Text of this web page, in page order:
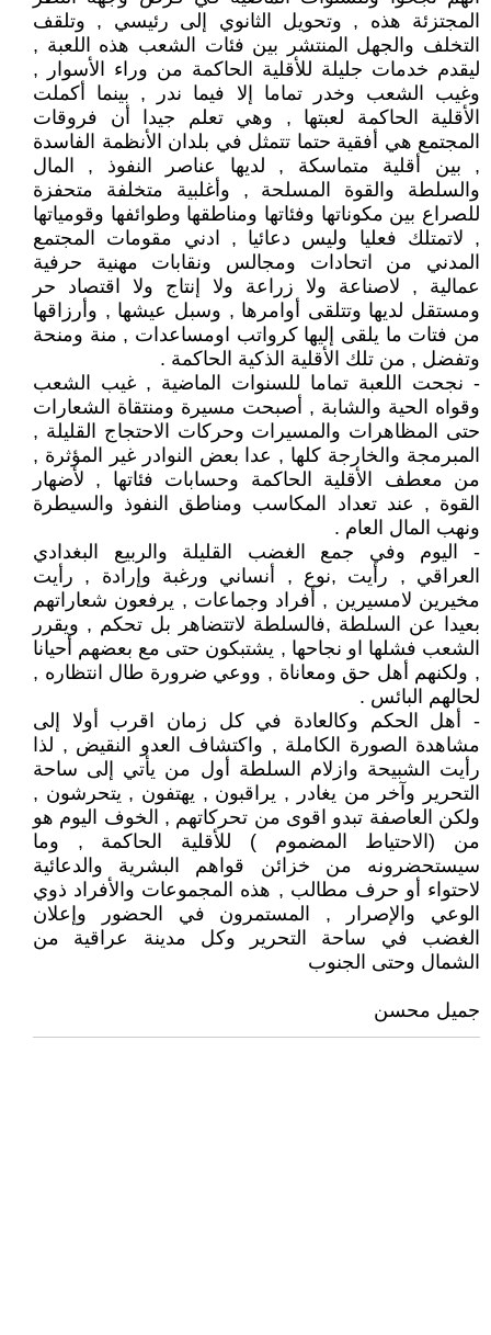
المجتزئة هذه , وتحويل الثانوي إلى رئيسي , وتلقف
التخلف والجهل المنتشر بين فئات الشعب هذه اللعبة ,
ليقدم خدمات جليلة للأقلية الحاكمة من وراء الأسوار ,
وغيب الشعب وخدر تماما إلا فيما ندر , بينما أكملت
الأقلية الحاكمة لعبتها , وهي تعلم جيدا أن فروقات
المجتمع هي أفقية حتما تتمثل في بلدان الأنظمة الفاسدة
, بين أقلية متماسكة , لديها عناصر النفوذ , المال
والسلطة والقوة المسلحة , وأغلبية متخلفة متحفزة
للصراع بين مكوناتها وفئاتها ومناطقها وطوائفها وقومياتها
, لاتمتلك فعليا وليس دعائيا , ادني مقومات المجتمع
المدني من اتحادات ومجالس ونقابات مهنية حرفية
عمالية , لاصناعة ولا زراعة ولا إنتاج ولا اقتصاد حر
ومستقل لديها وتتلقى أوامرها , وسبل عيشها , وأرزاقها
من فتات ما يلقى إليها كرواتب اومساعدات , منة ومنحة
وتفضل , من تلك الأقلية الذكية الحاكمة .
- نجحت اللعبة تماما للسنوات الماضية , غيب الشعب
وقواه الحية والشابة , أصبحت مسيرة ومنتقاة الشعارات
حتى المظاهرات والمسيرات وحركات الاحتجاج القليلة ,
المبرمجة والخارجة كلها , عدا بعض النوادر غير المؤثرة ,
من معطف الأقلية الحاكمة وحسابات فئاتها , لأضهار
القوة , عند تعداد المكاسب ومناطق النفوذ والسيطرة
ونهب المال العام .
- اليوم وفي جمع الغضب القليلة والربيع البغدادي
العراقي , رأيت ,نوع , أنساني ورغبة وإرادة , رأيت
مخيرين لامسيرين , أفراد وجماعات , يرفعون شعاراتهم
بعيدا عن السلطة ,فالسلطة لاتتضاهر بل تحكم , ويقرر
الشعب فشلها او نجاحها , يشتبكون حتى مع بعضهم أحيانا
, ولكنهم أهل حق ومعاناة , ووعي ضرورة طال انتظاره ,
لحالهم البائس .
- أهل الحكم وكالعادة في كل زمان اقرب أولا إلى
مشاهدة الصورة الكاملة , واكتشاف العدو النقيض , لذا
رأيت الشبيحة وازلام السلطة أول من يأتي إلى ساحة
التحرير وآخر من يغادر , يراقبون , يهتفون , يتحرشون ,
ولكن العاصفة تبدو اقوى من تحركاتهم , الخوف اليوم هو
من (الاحتياط المضموم ) للأقلية الحاكمة , وما
سيستحضرونه من خزائن قواهم البشرية والدعائية
لاحتواء أو حرف مطالب , هذه المجموعات والأفراد ذوي
الوعي والإصرار , المستمرون في الحضور وإعلان
الغضب في ساحة التحرير وكل مدينة عراقية من
الشمال وحتى الجنوب
جميل محسن